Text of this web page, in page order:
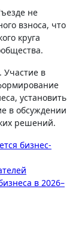
не
взноса, что
круга
. Участие в
установить
в обсуждении
решений.
бизнес-
в 2026–